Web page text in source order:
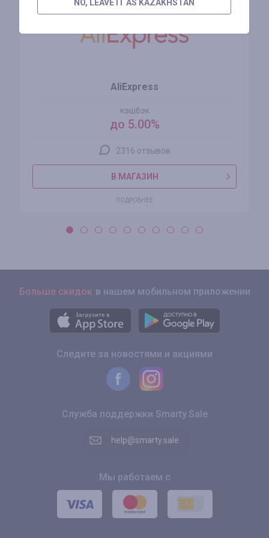
AliExpress
кэшбэк
до 5.00%
2316 отзывов
В МАГАЗИН
ПОДРОБНЕЕ
Больше скидок в нашем мобильном приложении
Следите за новостями и акциями
Служба поддержки Smarty.Sale
help@smarty.sale
Мы работаем с
NO, LEAVE IT AS KAZAKHSTAN